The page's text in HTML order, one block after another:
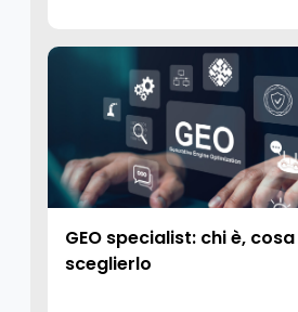
GEO specialist: chi è,
sceglierlo